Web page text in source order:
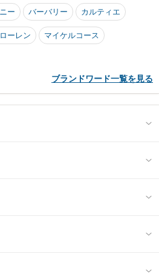
ー バーバリー カルティエ
ーレン マイケルコース
ブランドワード一覧を見る